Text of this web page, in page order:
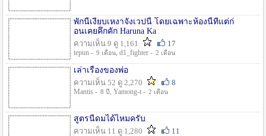
พักนี้เงียบเหงาจังเวปนี้ โดยเฉพาะห้องนี้ที่แต่ก่
อนเคยคึกคัก Haruna Ka
ความเห็น 9 ดู 1,161
17
tepun - 9 เดือน, d1_fighter - 2 เดือน
เล่าเรื่องของพ่อ
ความเห็น 52 ดู 2,270
8
Mantis - 8 ปี , Yamong-t - 2 เดือน
สูตรนี้ดมได้ไหมครับ
ความเห็น 11 ดู 1,280
11